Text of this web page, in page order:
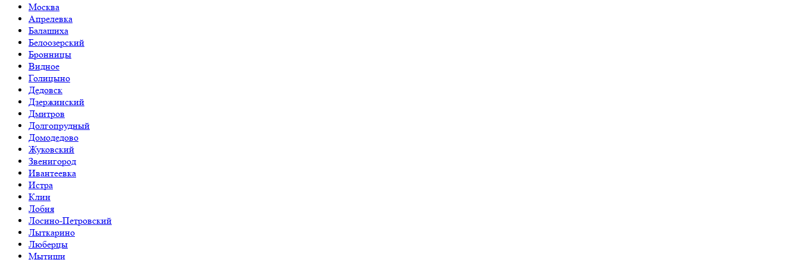
Москва
Апрелевка
Балашиха
Белоозерский
Бронницы
Видное
Голицыно
Дедовск
Дзержинский
Дмитров
Долгопрудный
Домодедово
Жуковский
Звенигород
Ивантеевка
Истра
Клин
Лобня
Лосино-Петровский
Лыткарино
Люберцы
Мытищи